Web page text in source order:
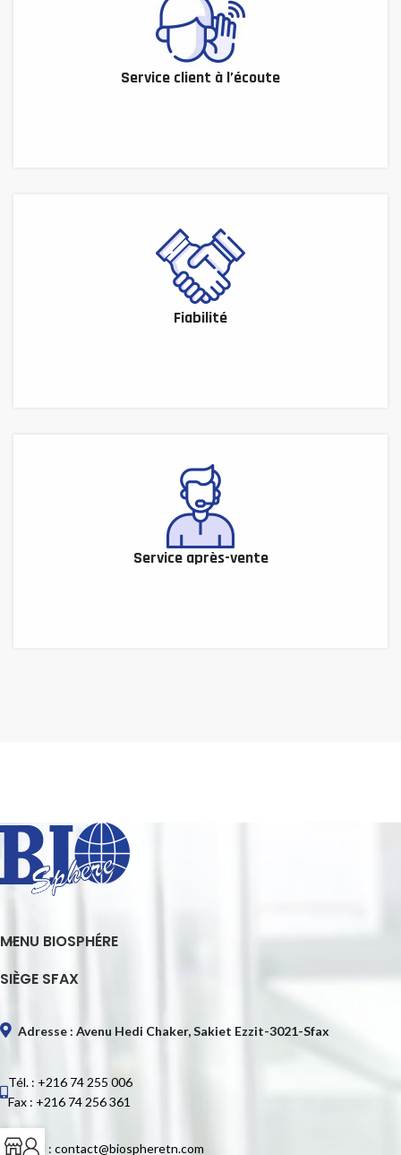
Service client à l’écoute
Fiabilité
Service après-vente
MENU BIOSPHÉRE
SIÈGE SFAX
Adresse : Avenu Hedi Chaker, Sakiet Ezzit-3021-Sfax
Tél. : +216 74 255 006
Fax : +216 74 256 361
E-mail : contact@biospheretn.com